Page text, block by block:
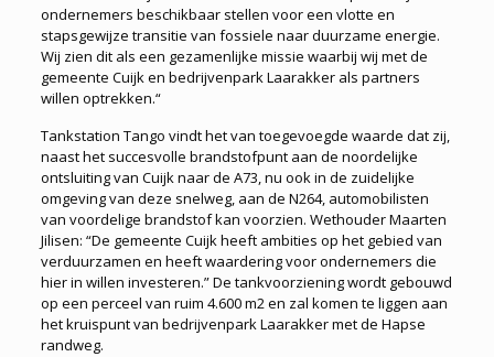
ondernemers beschikbaar stellen voor een vlotte en
stapsgewijze transitie van fossiele naar duurzame energie.
Wij zien dit als een gezamenlijke missie waarbij wij met de
gemeente Cuijk en bedrijvenpark Laarakker als partners
willen optrekken.“
Tankstation Tango vindt het van toegevoegde waarde dat zij,
naast het succesvolle brandstofpunt aan de noordelijke
ontsluiting van Cuijk naar de A73, nu ook in de zuidelijke
omgeving van deze snelweg, aan de N264, automobilisten
van voordelige brandstof kan voorzien. Wethouder Maarten
Jilisen: “De gemeente Cuijk heeft ambities op het gebied van
verduurzamen en heeft waardering voor ondernemers die
hier in willen investeren.” De tankvoorziening wordt gebouwd
op een perceel van ruim 4.600 m2 en zal komen te liggen aan
het kruispunt van bedrijvenpark Laarakker met de Hapse
randweg.